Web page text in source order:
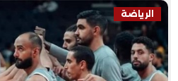
الرياضة